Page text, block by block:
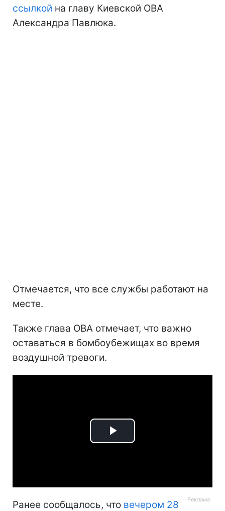
ссылкой на главу Киевской ОВА
Александра Павлюка.
Отмечается, что все службы работают на
месте.
Также глава ОВА отмечает, что важно
оставаться в бомбоубежищах во время
воздушной тревоги.
Play
Ранее сообщалось, что вечером 28